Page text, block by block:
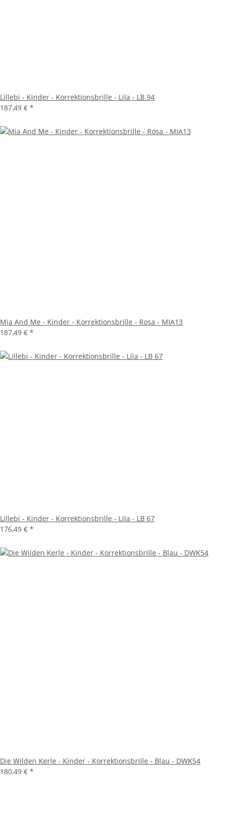
Lillebi - Kinder - Korrektionsbrille - Lila - LB 94
187,49 € *
Mia And Me - Kinder - Korrektionsbrille - Rosa - MIA13
187,49 € *
Lillebi - Kinder - Korrektionsbrille - Lila - LB 67
176,49 € *
Die Wilden Kerle - Kinder - Korrektionsbrille - Blau - DWK54
180,49 € *